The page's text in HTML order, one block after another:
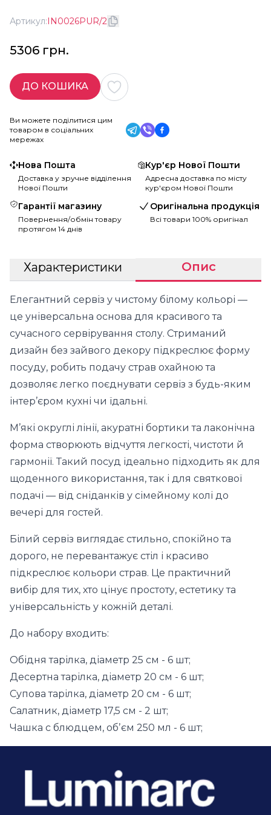
Артикул:IN0026PUR/2
5306 грн.
ДО КОШИКА
Ви можете поділитися цим
товаром в соціальних
мережах
Нова Пошта
Доставка у зручне відділення
Нової Пошти
Кур'єр Нової Пошти
Адресна доставка по місту
кур'єром Нової Пошти
Гарантії магазину
Повернення/обмін товару
протягом 14 днів
Оригінальна продукція
Всі товари 100% оригінал
Характеристики Опис
Елегантний сервіз у чистому білому кольорі —
це універсальна основа для красивого та
сучасного сервірування столу. Стриманий
дизайн без зайвого декору підкреслює форму
посуду, робить подачу страв охайною та
дозволяє легко поєднувати сервіз з будь-яким
інтер’єром кухні чи їдальні.
М’які округлі лінії, акуратні бортики та лаконічна
форма створюють відчуття легкості, чистоти й
гармонії. Такий посуд ідеально підходить як для
щоденного використання, так і для святкової
подачі — від сніданків у сімейному колі до
вечері для гостей.
Білий сервіз виглядає стильно, спокійно та
дорого, не перевантажує стіл і красиво
підкреслює кольори страв. Це практичний
вибір для тих, хто цінує простоту, естетику та
універсальність у кожній деталі.
До набору входить:
Обідня тарілка, діаметр 25 см - 6 шт;
Десертна тарілка, діаметр 20 см - 6 шт;
Супова тарілка, діаметр 20 см - 6 шт;
Салатник, діаметр 17,5 см - 2 шт;
Чашка с блюдцем, обʼєм 250 мл - 6 шт;